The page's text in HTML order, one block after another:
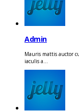
Admin
Mauris mattis auctor
iaculis a...